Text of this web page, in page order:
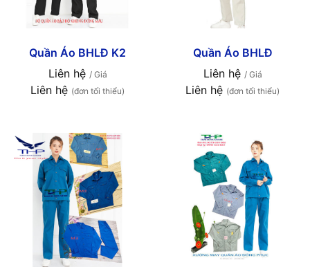
Quần Áo BHLĐ K2
Liên hệ / Giá
Liên hệ (đơn tối thiểu)
Quần Áo BHLĐ
Liên hệ / Giá
Liên hệ (đơn tối thiểu)